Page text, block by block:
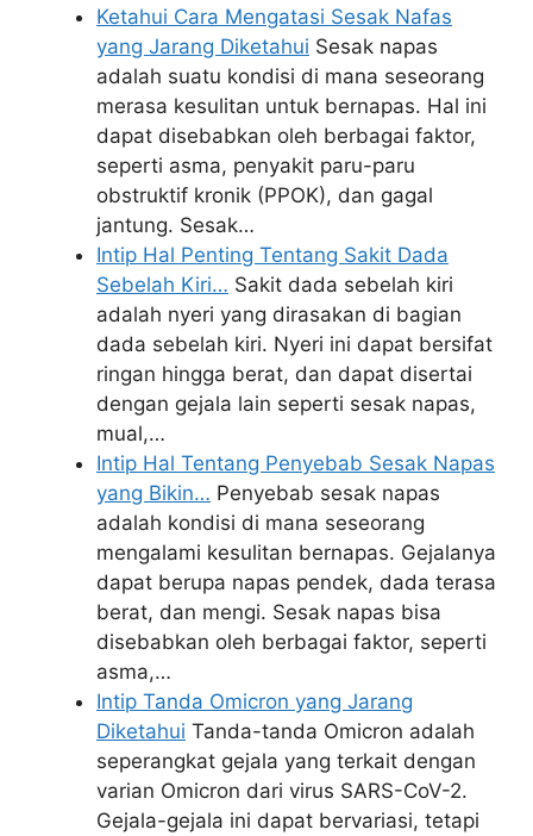
Ketahui Cara Mengatasi Sesak Nafas
yang Jarang Diketahui Sesak napas
adalah suatu kondisi di mana seseorang
merasa kesulitan untuk bernapas. Hal ini
dapat disebabkan oleh berbagai faktor,
seperti asma, penyakit paru-paru
obstruktif kronik (PPOK), dan gagal
jantung. Sesak…
Intip Hal Penting Tentang Sakit Dada
Sebelah Kiri… Sakit dada sebelah kiri
adalah nyeri yang dirasakan di bagian
dada sebelah kiri. Nyeri ini dapat bersifat
ringan hingga berat, dan dapat disertai
dengan gejala lain seperti sesak napas,
mual,…
Intip Hal Tentang Penyebab Sesak Napas
yang Bikin… Penyebab sesak napas
adalah kondisi di mana seseorang
mengalami kesulitan bernapas. Gejalanya
dapat berupa napas pendek, dada terasa
berat, dan mengi. Sesak napas bisa
disebabkan oleh berbagai faktor, seperti
asma,…
Intip Tanda Omicron yang Jarang
Diketahui Tanda-tanda Omicron adalah
seperangkat gejala yang terkait dengan
varian Omicron dari virus SARS-CoV-2.
Gejala-gejala ini dapat bervariasi, tetapi